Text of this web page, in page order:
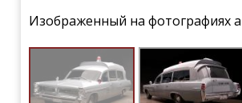
Изображенный на фотографиях